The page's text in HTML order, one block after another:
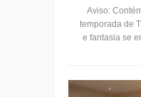
Aviso:
temporada de
e fantasia se